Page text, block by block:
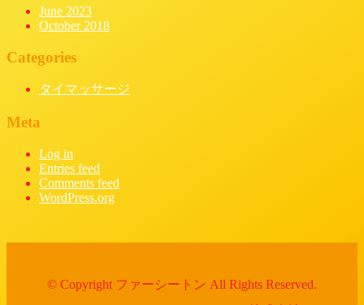
June 2023
October 2018
Categories
タイマッサージ
Meta
Log in
Entries feed
Comments feed
WordPress.org
© Copyright ファーシートン All Rights Reserved.